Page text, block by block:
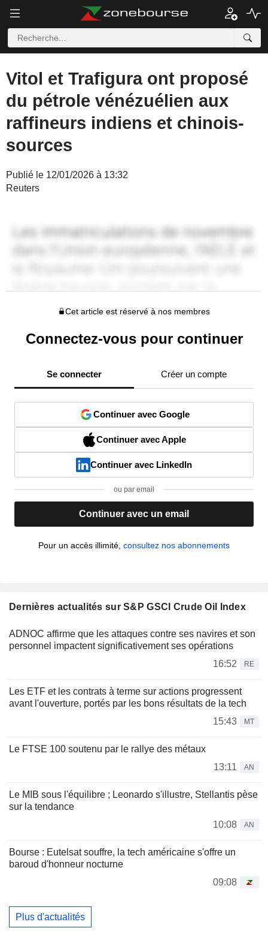
Vitol et Trafigura ont proposé
du pétrole vénézuélien aux
raffineurs indiens et chinois-
sources
Publié le 12/01/2026 à 13:32
Reuters
Cet article est réservé à nos membres
Connectez-vous pour continuer
Se connecter Créer un compte
Continuer avec Google
Continuer avec Apple
Continuer avec LinkedIn
ou par email
Continuer avec un email
Pour un accès illimité, consultez nos abonnements
Dernières actualités sur S&P GSCI Crude Oil Index
ADNOC affirme que les attaques contre ses navires et son
personnel impactent significativement ses opérations
16:52
RE
Les ETF et les contrats à terme sur actions progressent
avant l'ouverture, portés par les bons résultats de la tech
15:43
MT
Le FTSE 100 soutenu par le rallye des métaux
13:11
AN
Le MIB sous l'équilibre ; Leonardo s'illustre, Stellantis pèse
sur la tendance
10:08
AN
Bourse : Eutelsat souffre, la tech américaine s'offre un
baroud d'honneur nocturne
09:08
Plus d'actualités